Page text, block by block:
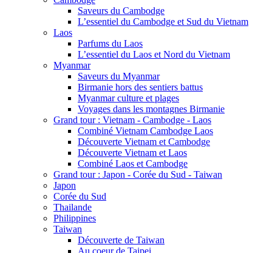
Saveurs du Cambodge
L’essentiel du Cambodge et Sud du Vietnam
Laos
Parfums du Laos
L’essentiel du Laos et Nord du Vietnam
Myanmar
Saveurs du Myanmar
Birmanie hors des sentiers battus
Myanmar culture et plages
Voyages dans les montagnes Birmanie
Grand tour : Vietnam - Cambodge - Laos
Combiné Vietnam Cambodge Laos
Découverte Vietnam et Cambodge
Découverte Vietnam et Laos
Combiné Laos et Cambodge
Grand tour : Japon - Corée du Sud - Taiwan
Japon
Corée du Sud
Thailande
Philippines
Taiwan
Découverte de Taiwan
Au coeur de Taipei